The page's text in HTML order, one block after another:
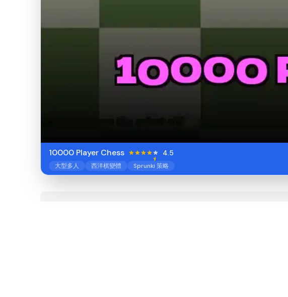
10000 Player Chess 4.5
大型多人 西洋棋變體 Sprunki 策略